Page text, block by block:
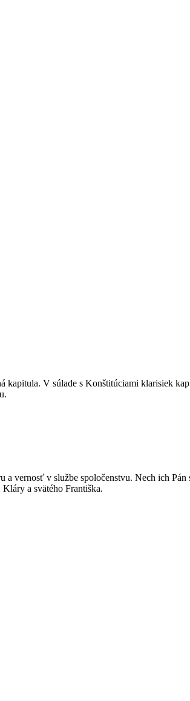
kapitula. V súlade s Konštitúciami klarisiek
vernosť v službe spoločenstvu. Nech ich
a svätého Františka.